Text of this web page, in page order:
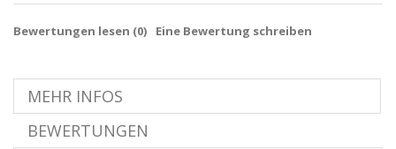
Bewertungen lesen (0) Eine Bewertung schreiben
MEHR INFOS
BEWERTUNGEN